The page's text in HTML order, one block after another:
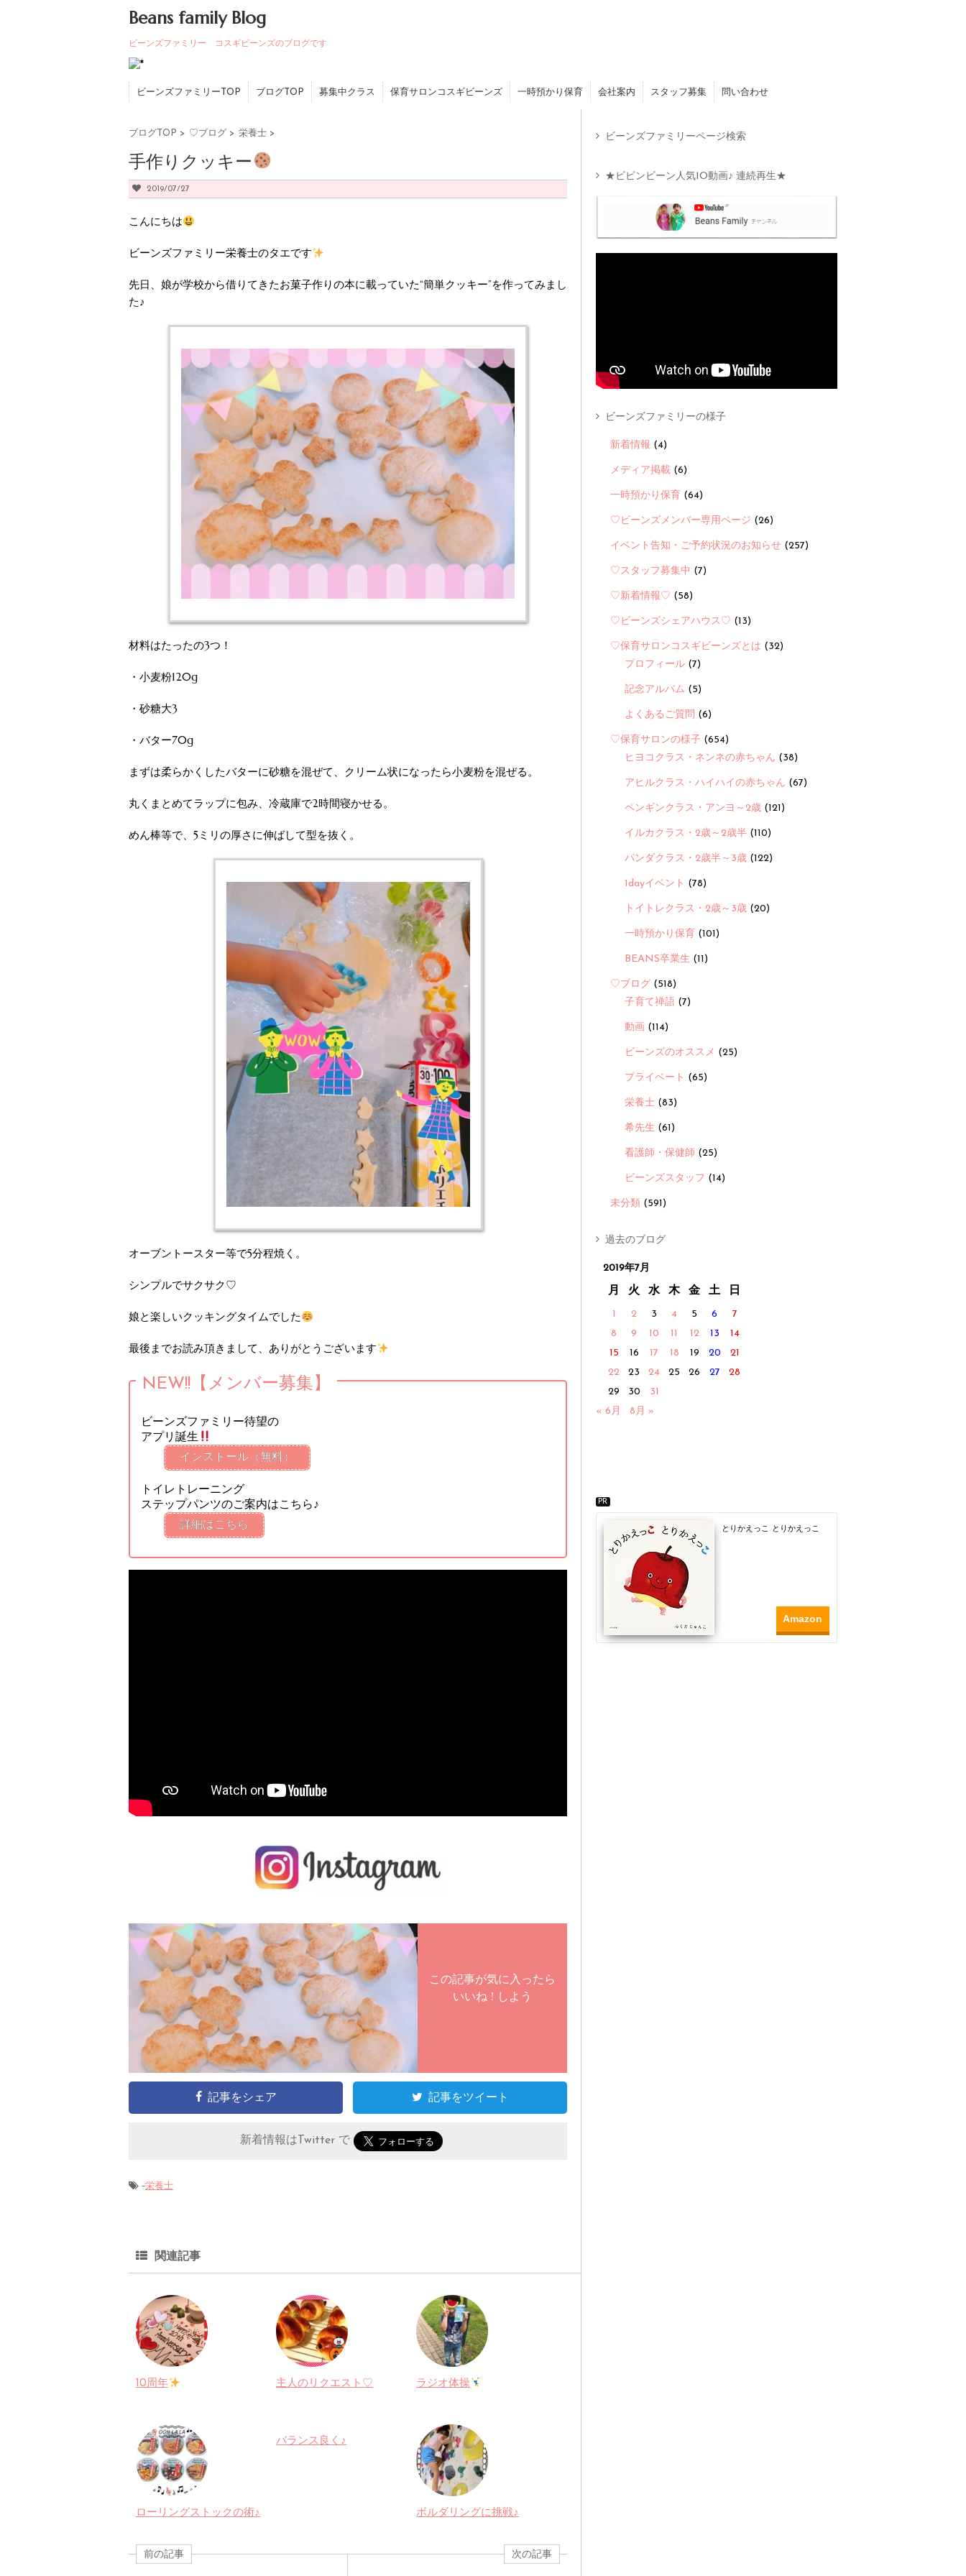
Beans family Blog
ビーンズファミリー コスギビーンズのブログです
ビーンズファミリーTOP ブログTOP 募集中クラス 保育サロンコスギビーンズ 一時預かり保育 会社案内 スタッフ募集 問い合わせ
ブログTOP > ♡ブログ > 栄養士 >
手作りクッキー
2019/07/27
こんにちは
ビーンズファミリー栄養士のタエです
先日、娘が学校から借りてきたお菓子作りの本に載っていた“簡単クッキー”を作ってみまし
た♪
材料はたったの3つ！
・小麦粉120g
・砂糖大3
・バター70g
まずは柔らかくしたバターに砂糖を混ぜて、クリーム状になったら小麦粉を混ぜる。
丸くまとめてラップに包み、冷蔵庫で2時間寝かせる。
めん棒等で、5ミリの厚さに伸ばして型を抜く。
オーブントースター等で5分程焼く。
シンプルでサクサク♡
娘と楽しいクッキングタイムでした
最後までお読み頂きまして、ありがとうございます
NEW!!【メンバー募集】
ビーンズファミリー待望の
アプリ誕生
インストール（無料）
トイレトレーニング
ステップパンツのご案内はこちら♪
詳細はこちら
この記事が気に入ったら
いいね ! しよう
記事をシェア 記事をツイート
新着情報はTwitter で
-栄養士
関連記事
10周年 主人のリクエスト♡ ラジオ体操
ローリングストックの術♪
バランス良く♪
ボルダリングに挑戦♪
前の記事 次の記事
ビーンズファミリーページ検索
★ビビンビーン人気10動画♪ 連続再生★
ビーンズファミリーの様子
新着情報 (4)
メディア掲載 (6)
一時預かり保育 (64)
♡ビーンズメンバー専用ページ (26)
イベント告知・ご予約状況のお知らせ (257)
♡スタッフ募集中 (7)
♡新着情報♡ (58)
♡ビーンズシェアハウス♡ (13)
♡保育サロンコスギビーンズとは (32)
プロフィール (7)
記念アルバム (5)
よくあるご質問 (6)
♡保育サロンの様子 (654)
ヒヨコクラス・ネンネの赤ちゃん (38)
アヒルクラス・ハイハイの赤ちゃん (67)
ペンギンクラス・アンヨ～2歳 (121)
イルカクラス・2歳～2歳半 (110)
パンダクラス・2歳半～3歳 (122)
1dayイベント (78)
トイトレクラス・2歳～3歳 (20)
一時預かり保育 (101)
BEANS卒業生 (11)
♡ブログ (518)
子育て禅語 (7)
動画 (114)
ビーンズのオススメ (25)
プライベート (65)
栄養士 (83)
希先生 (61)
看護師・保健師 (25)
ビーンズスタッフ (14)
未分類 (591)
過去のブログ
2019年7月
月 火 水 木 金 土 日
1 2 3 4 5 6
7
8
9 10 11 12 13
14
15
16 17 18 19 20
21
22
23 24 25 26 27
28
29
30
31
« 6月
8月 »
PR
とりかえっこ とりかえっこ
Amazon